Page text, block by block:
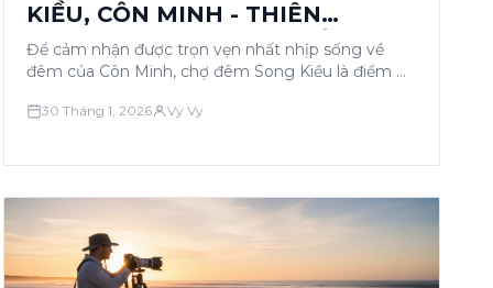
KIỀU, CÔN MINH - THIÊN
ĐƯỜNG ẨM THỰC ĐẦY SẮC MÀU
Để cảm nhận được trọn vẹn nhất nhịp sống về
đêm của Côn Minh, chợ đêm Song Kiều là điểm …
30 Tháng 1, 2026 Vy Vy